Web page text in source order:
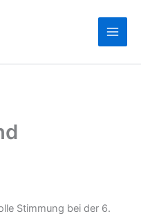
Stimmung bei der 6.